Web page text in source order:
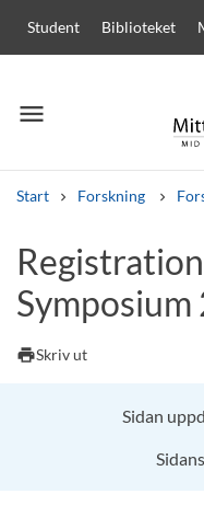
Student Biblioteket
menu
Meny
Start Forskning
Andra söktjänster
Kurser och program
Lediga jobb
printSkriv ut
Sidan